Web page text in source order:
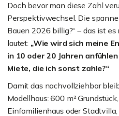
Doch bevor man diese Zahl
Perspektivwechsel. Die
Bauen 2026 billig?“ – das ist
lautet: „Wie wird sich meine
in 10 oder 20 Jahren
Miete, die ich sonst zahle?“
Damit das nachvollziehbar
Modellhaus: 600 m²
Einfamilienhaus oder